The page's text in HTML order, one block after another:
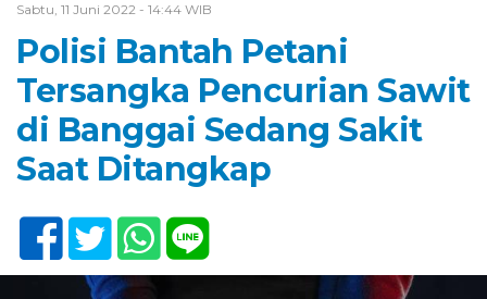
Sabtu, 11 Juni 2022 - 14:44 WIB
Polisi Bantah Petani
Tersangka Pencurian Sawit
di Banggai Sedang Sakit
Saat Ditangkap